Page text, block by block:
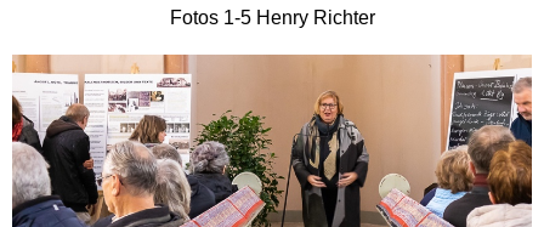
Fotos 1-5 Henry Richter